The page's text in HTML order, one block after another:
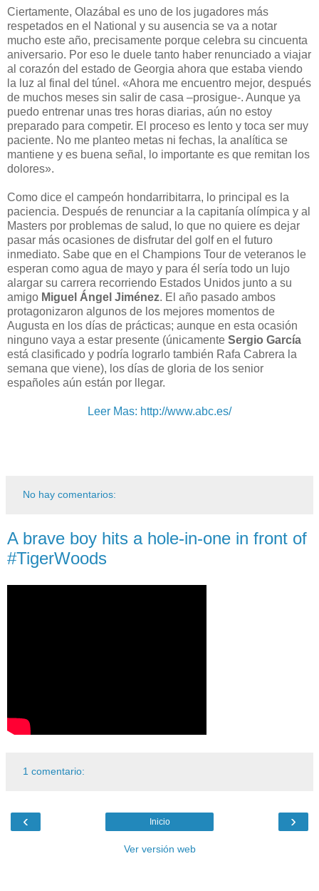
Ciertamente, Olazábal es uno de los jugadores más
respetados en el National y su ausencia se va a notar
mucho este año, precisamente porque celebra su cincuenta
aniversario. Por eso le duele tanto haber renunciado a viajar
al corazón del estado de Georgia ahora que estaba viendo
la luz al final del túnel. «Ahora me encuentro mejor, después
de muchos meses sin salir de casa –prosigue-. Aunque ya
puedo entrenar unas tres horas diarias, aún no estoy
preparado para competir. El proceso es lento y toca ser muy
paciente. No me planteo metas ni fechas, la analítica se
mantiene y es buena señal, lo importante es que remitan los
dolores».
Como dice el campeón hondarribitarra, lo principal es la
paciencia. Después de renunciar a la capitanía olímpica y al
Masters por problemas de salud, lo que no quiere es dejar
pasar más ocasiones de disfrutar del golf en el futuro
inmediato. Sabe que en el Champions Tour de veteranos le
esperan como agua de mayo y para él sería todo un lujo
alargar su carrera recorriendo Estados Unidos junto a su
amigo Miguel Ángel Jiménez. El año pasado ambos
protagonizaron algunos de los mejores momentos de
Augusta en los días de prácticas; aunque en esta ocasión
ninguno vaya a estar presente (únicamente Sergio García
está clasificado y podría lograrlo también Rafa Cabrera la
semana que viene), los días de gloria de los senior
españoles aún están por llegar.
Leer Mas: http://www.abc.es/
No hay comentarios:
A brave boy hits a hole-in-one in front of
#TigerWoods
1 comentario:
‹ ›
Inicio
Ver versión web